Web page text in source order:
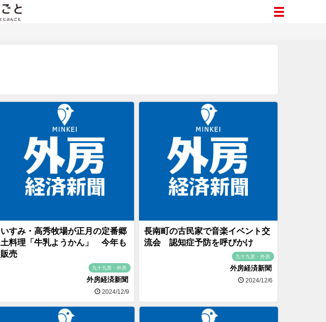
いすみ・高秀牧場が正月の定番郷
土料理「牛乳ようかん」 今年も
販売
九十九里・外房
外房経済新聞
2024/12/9
長南町の古民家で音楽イベント交
流会 認知症予防を呼びかけ
九十九里・外房
外房経済新聞
2024/12/6